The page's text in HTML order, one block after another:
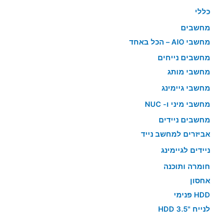
כללי
מחשבים
מחשבי AIO – הכל באחד
מחשבים נייחים
מחשבי מותג
מחשבי גיימינג
מחשבי מיני ו- NUC
מחשבים ניידים
אביזרים למחשב נייד
ניידים לגיימינג
חומרה ותוכנה
אחסון
HDD פנימי
לנייח "HDD 3.5